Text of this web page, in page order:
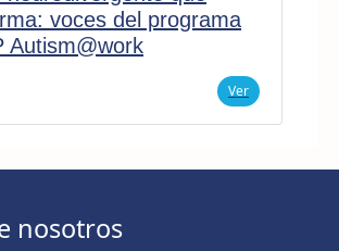
voces del programa
Autism@work
Ver
nosotros